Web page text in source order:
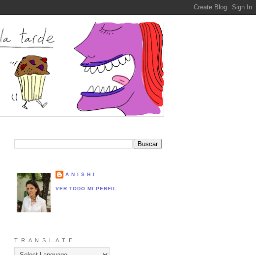
A N I S H I
VER TODO MI PERFIL
T R A N S L A T E